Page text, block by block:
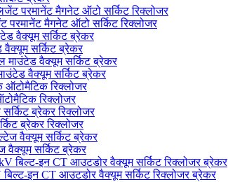
मैगनेट ऑटो सर्किट रिक्लोजर
सर्किट ब्रेकर
वैक्यूम सर्किट ब्रेकर
रिक्लोजर
ब्रेकर रिक्लोजर
वैक्यूम सर्किट ब्रेकर
इन CT आउटडोर वैक्यूम सर्किट रिक्लोजर ब्रेकर